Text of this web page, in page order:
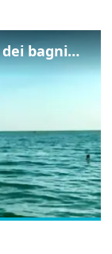
Tuffi dai pontili a Jesolo, il capo dei bagnini: "L'impegno di tutti per evitare altre tragedie"